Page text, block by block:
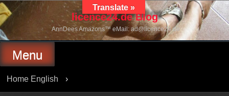
Skip
to
content
licence24.de Blog
AnnDees Amazons™ eMail: ad@licence24.de
Menu
Home English
Translate »